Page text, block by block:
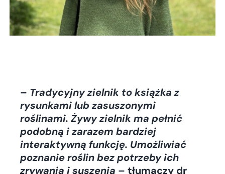
– Tradycyjny zielnik to książka z
rysunkami lub zasuszonymi
roślinami. Żywy zielnik ma pełnić
podobną i zarazem bardziej
interaktywną funkcję. Umożliwiać
poznanie roślin bez potrzeby ich
zrywania i suszenia – tłumaczy dr